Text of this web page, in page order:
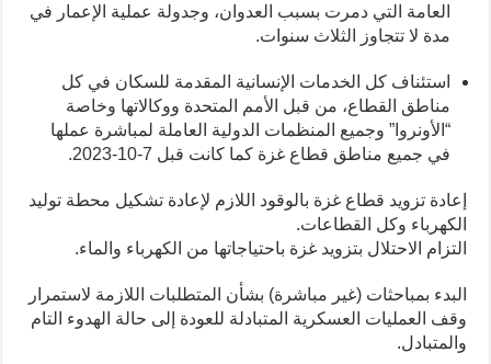
العامة التي دمرت بسبب العدوان، وجدولة عملية الإعمار في
مدة لا تتجاوز الثلاث سنوات.
استئناف كل الخدمات الإنسانية المقدمة للسكان في كل
مناطق القطاع، من قبل الأمم المتحدة ووكالاتها وخاصة
“الأونروا” وجميع المنظمات الدولية العاملة لمباشرة عملها
في جميع مناطق قطاع غزة كما كانت قبل 7-10-2023.
إعادة تزويد قطاع غزة بالوقود اللازم لإعادة تشكيل محطة توليد
الكهرباء وكل القطاعات.
التزام الاحتلال بتزويد غزة باحتياجاتها من الكهرباء والماء.
البدء بمباحثات (غير مباشرة) بشأن المتطلبات اللازمة لاستمرار
وقف العمليات العسكرية المتبادلة للعودة إلى حالة الهدوء التام
والمتبادل.